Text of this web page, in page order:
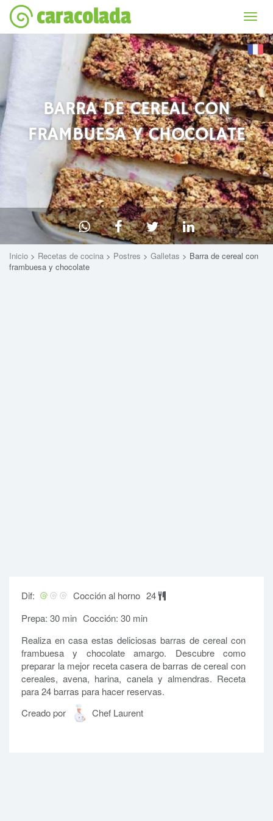
caracolada
BARRA DE CEREAL CON
FRAMBUESA Y CHOCOLATE
Inicio > Recetas de cocina > Postres > Galletas > Barra de cereal con
frambuesa y chocolate
Dif: Cocción al horno 24
Prepa: 30 min Cocción: 30 min
Realiza en casa estas deliciosas barras de cereal con
frambuesa y chocolate amargo. Descubre como
preparar la mejor receta casera de barras de cereal con
cereales, avena, harina, canela y almendras. Receta
para 24 barras para hacer reservas.
Creado por
Chef Laurent